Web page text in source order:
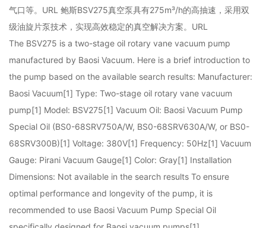
气口等。URL 鲍斯BSV275真空泵具有275m³/h的高抽速，采用双
级油旋片泵技术，实现高效稳定的真空解决方案。URL
The BSV275 is a two-stage oil rotary vane vacuum pump
manufactured by Baosi Vacuum. Here is a brief introduction to
the pump based on the available search results: Manufacturer:
Baosi Vacuum[1] Type: Two-stage oil rotary vane vacuum
pump[1] Model: BSV275[1] Vacuum Oil: Baosi Vacuum Pump
Special Oil (BS0-68SRV750A/W, BS0-68SRV630A/W, or BS0-
68SRV300B)[1] Voltage: 380V[1] Frequency: 50Hz[1] Vacuum
Gauge: Pirani Vacuum Gauge[1] Color: Gray[1] Installation
Dimensions: Not available in the search results To ensure
optimal performance and longevity of the pump, it is
recommended to use Baosi Vacuum Pump Special Oil